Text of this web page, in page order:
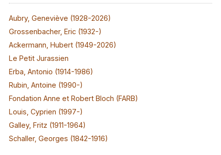
Aubry, Geneviève (1928-2026)
Grossenbacher, Eric (1932-)
Ackermann, Hubert (1949-2026)
Le Petit Jurassien
Erba, Antonio (1914-1986)
Rubin, Antoine (1990-)
Fondation Anne et Robert Bloch (FARB)
Louis, Cyprien (1997-)
Galley, Fritz (1911-1964)
Schaller, Georges (1842-1916)